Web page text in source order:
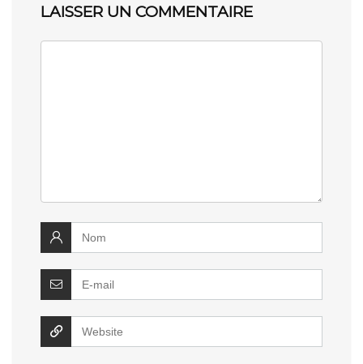
LAISSER UN COMMENTAIRE